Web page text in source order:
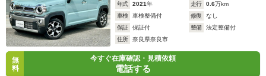
年式
2021年 走行 0.6万km
車検
車検整備付 修復
なし
保証
保証付 整備
法定整備付
住所
奈良県奈良市
無
料
今すぐ在庫確認・見積依頼
電話する